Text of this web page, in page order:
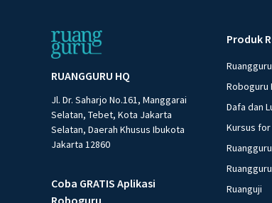
RUANGGURU HQ
Jl. Dr. Saharjo No.161, Manggarai
Selatan, Tebet, Kota Jakarta
Selatan, Daerah Khusus Ibukota
Jakarta 12860
Coba GRATIS Aplikasi
Produk
Ruangguru
Roboguru
Dafa dan
Kursus for
Ruanguji